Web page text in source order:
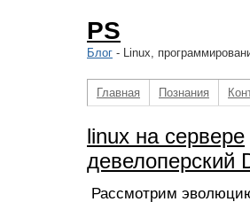
PS
Блог - Linux,
Главная Познания
linux на сервере
девелоперский
Рассмотрим